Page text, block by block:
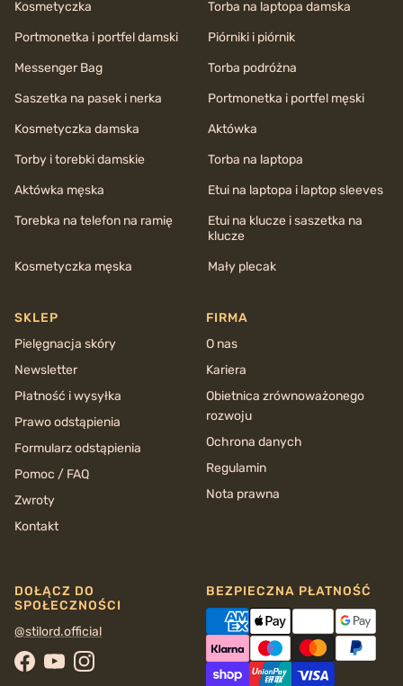
Kosmetyczka
Torba na laptopa damska
Portmonetka i portfel damski
Piórniki i piórnik
Messenger Bag
Torba podróżna
Saszetka na pasek i nerka
Portmonetka i portfel męski
Kosmetyczka damska
Aktówka
Torby i torebki damskie
Torba na laptopa
Aktówka męska
Etui na laptopa i laptop sleeves
Torebka na telefon na ramię
Etui na klucze i saszetka na
klucze
Kosmetyczka męska
Mały plecak
SKLEP
Pielęgnacja skóry
Newsletter
Płatność i wysyłka
Prawo odstąpienia
Formularz odstąpienia
Pomoc / FAQ
Zwroty
Kontakt
FIRMA
O nas
Kariera
Obietnica zrównoważonego
rozwoju
Ochrona danych
Regulamin
Nota prawna
DOŁĄCZ DO
SPOŁECZNOŚCI
@stilord.official
Facebook
YouTubeInstagram
BEZPIECZNA PŁATNOŚĆ